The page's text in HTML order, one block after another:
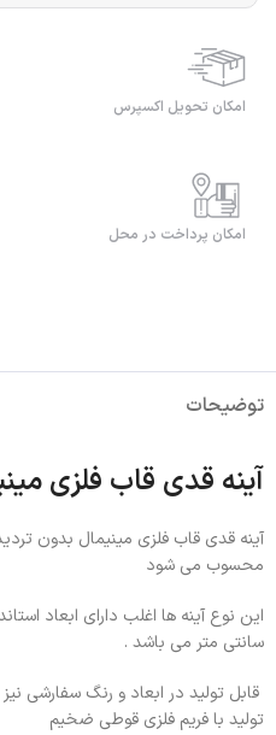
امکان تحویل اکسپرس
امکان پرداخت در محل
توضیحات
آینه قدی قاب فلزی
آینه قدی قاب فلزی مینیمال بدون
محسوب می شود
سانتی متر می باشد .
قابل تولید در ابعاد و رنگ سفارشی
تولید با فریم فلزی قوطی ضخیم